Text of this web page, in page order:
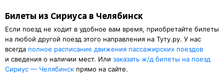
Билеты из Сириуса в Челябинск
Если поезд не ходит в удобное вам время, приобретайте билеты
на любой другой поезд этого направления на Туту.ру. У нас
всегда полное расписание движения пассажирских поездов
и сведения о наличии мест. Или заказать ж/д билеты на поезд
Сириус — Челябинск прямо на сайте.